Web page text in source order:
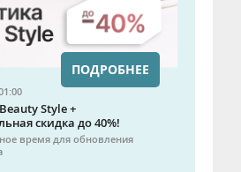
Style +
скидка до 40%!
время для обновления
ПОДРОБНЕЕ